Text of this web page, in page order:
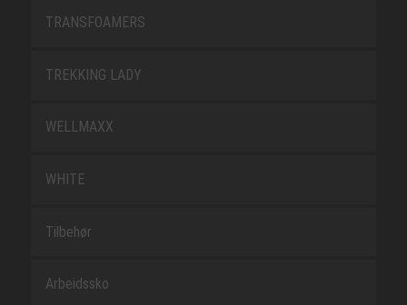
TRANSFOAMERS
TREKKING LADY
WELLMAXX
WHITE
Tilbehør
Arbeidssko